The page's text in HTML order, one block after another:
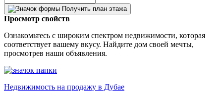
Получить план этажа
Просмотр свойств
Ознакомьтесь с широким спектром недвижимости, которая
соответствует вашему вкусу. Найдите дом своей мечты,
просмотрев наши объявления.
Недвижимость на продажу в Дубае